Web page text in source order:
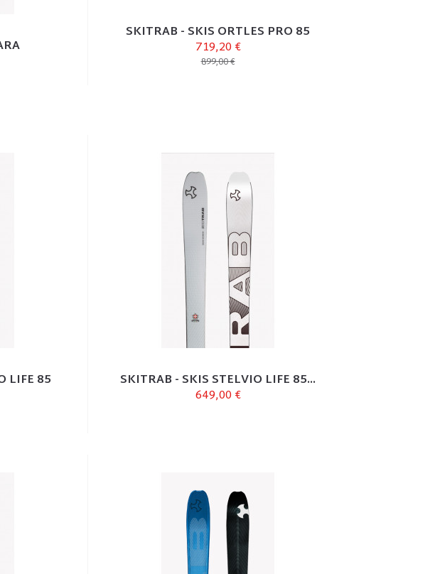
SKITRAB - SKIS ORTLES PRO 85
719,20 €
899,00 €
LIFE 85 SKITRAB - SKIS STELVIO LIFE 85...
649,00 €